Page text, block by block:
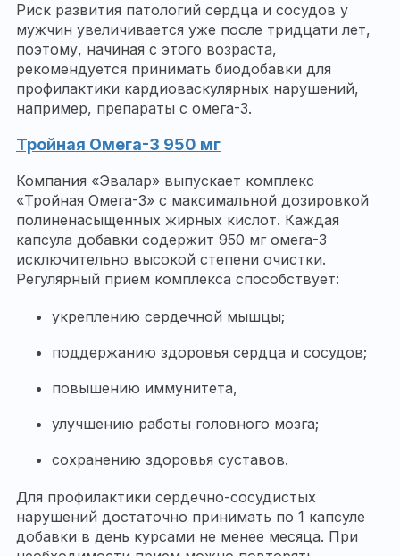
Риск развития патологий сердца и сосудов у
мужчин увеличивается уже после тридцати лет,
поэтому, начиная с этого возраста,
рекомендуется принимать биодобавки для
профилактики кардиоваскулярных нарушений,
например, препараты с омега-3.
Тройная Омега-3 950 мг
Компания «Эвалар» выпускает комплекс
«Тройная Омега-3» с максимальной дозировкой
полиненасыщенных жирных кислот. Каждая
капсула добавки содержит 950 мг омега-3
исключительно высокой степени очистки.
Регулярный прием комплекса способствует:
укреплению сердечной мышцы;
поддержанию здоровья сердца и сосудов;
повышению иммунитета,
улучшению работы головного мозга;
сохранению здоровья суставов.
Для профилактики сердечно-сосудистых
нарушений достаточно принимать по 1 капсуле
добавки в день курсами не менее месяца. При